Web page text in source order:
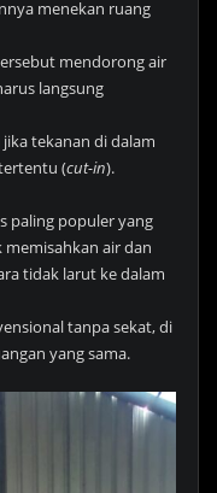
menekan ruang
mendorong air
langsung
tekanan di dalam
(cut-in).
paling populer yang
air dan
tidak larut ke dalam
tanpa sekat, di
yang sama.